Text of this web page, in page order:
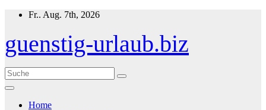
Zum
Fr.. Aug. 7th, 2026
guenstig-urlaub.biz
Home